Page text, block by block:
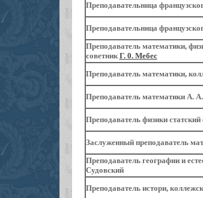
Преподавательница
Преподавательница
Преподаватель математики,
советникГ. 0. Мебес
Преподаватель математики,
Преподаватель математики А.
Преподаватель физики
Заслуженный преподаватель
Преподаватель географии и
Судовский
Преподавательистори,